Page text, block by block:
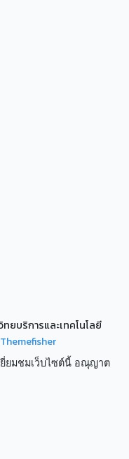
ยบริการและเทคโนโลยี
Themefisher
ยี่ยมชมเว็บไซต์นี้ อณุญาต